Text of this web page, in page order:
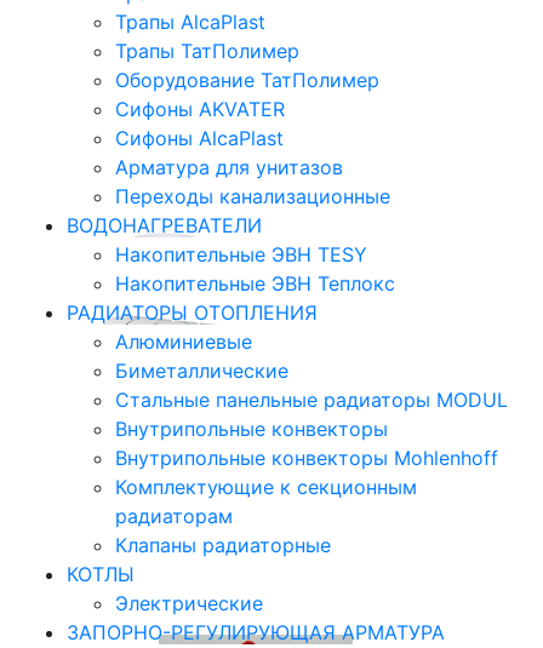
Трапы AlcaPlast
Трапы ТатПолимер
Оборудование ТатПолимер
Сифоны AKVATER
Сифоны AlcaPlast
Арматура для унитазов
Переходы канализационные
ВОДОНАГРЕВАТЕЛИ
Накопительные ЭВН TESY
Накопительные ЭВН Теплокс
РАДИАТОРЫ ОТОПЛЕНИЯ
Алюминиевые
Биметаллические
Стальные панельные радиаторы MODUL
Внутрипольные конвекторы
Внутрипольные конвекторы Mohlenhoff
Комплектующие к секционным
радиаторам
Клапаны радиаторные
КОТЛЫ
Электрические
ЗАПОРНО-РЕГУЛИРУЮЩАЯ АРМАТУРА